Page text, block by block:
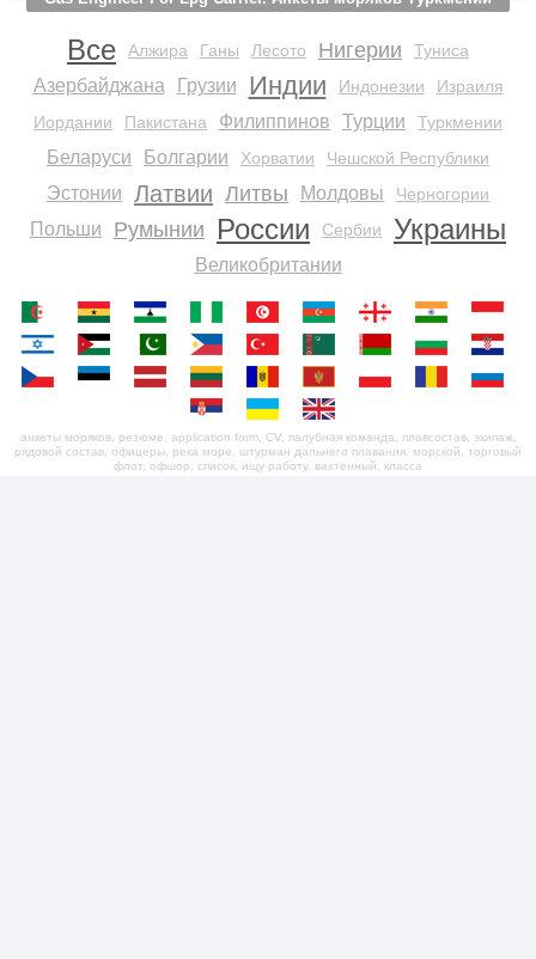
Все Алжира Ганы Лесото Нигерии Туниса
Азербайджана Грузии Индии Индонезии
Израиля
Иордании
Пакистана Филиппинов Турции Туркмении
Беларуси Болгарии Хорватии Чешской Республики
Эстонии Латвии Литвы Молдовы Черногории
Польши Румынии России Сербии Украины
Великобритании
анкеты моряков, резюме, application form, CV, палубная команда, плавсостав, экипаж,
рядовой состав, офицеры, река море, штурман дальнего плавания, морской, торговый
флот, офшор, список, ищу работу, вахтенный, класса